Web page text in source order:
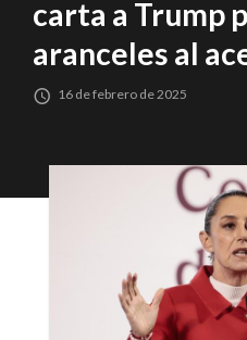
carta a Trump
aranceles al
16 de febrero de 2025